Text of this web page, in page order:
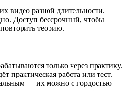
видео разной длительности.
Доступ бессрочный, чтобы
теорию.
только через практику.
практическая работа или тест.
— их можно с гордостью